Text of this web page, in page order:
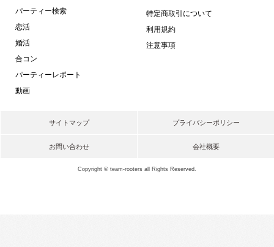
パーティー検索
恋活
婚活
合コン
パーティーレポート
動画
特定商取引について
利用規約
注意事項
サイトマップ プライバシーポリシー
お問い合わせ 会社概要
Copyright © team-rooters all Rights Reserved.